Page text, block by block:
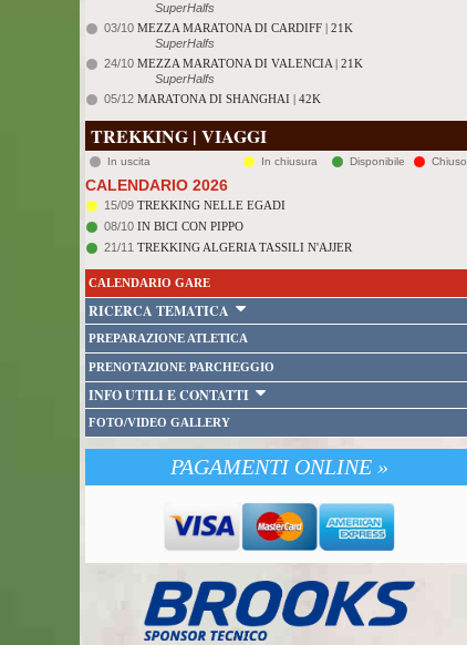
SuperHalfs
03/10 MEZZA MARATONA DI CARDIFF | 21K
SuperHalfs
24/10 MEZZA MARATONA DI VALENCIA | 21K
SuperHalfs
05/12 MARATONA DI SHANGHAI | 42K
TREKKING | VIAGGI
In uscita In chiusura Disponibile Chiuso
CALENDARIO 2026
15/09 TREKKING NELLE EGADI
08/10 IN BICI CON PIPPO
21/11 TREKKING ALGERIA TASSILI N'AJJER
CALENDARIO GARE
RICERCA TEMATICA
PREPARAZIONE ATLETICA
PRENOTAZIONE PARCHEGGIO
INFO UTILI E CONTATTI
FOTO/VIDEO GALLERY
PAGAMENTI ONLINE »